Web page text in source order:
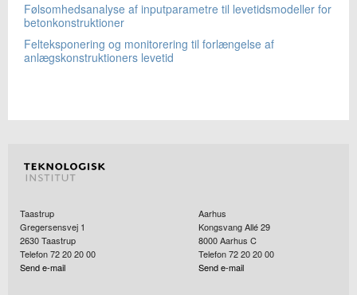
Følsomhedsanalyse af inputparametre til levetidsmodeller for
betonkonstruktioner
Felteksponering og monitorering til forlængelse af
anlægskonstruktioners levetid
Taastrup
Gregersensvej 1
2630Taastrup
Telefon 72 20 20 00
Send e-mail
Aarhus
Kongsvang Allé 29
8000Aarhus C
Telefon 72 20 20 00
Send e-mail